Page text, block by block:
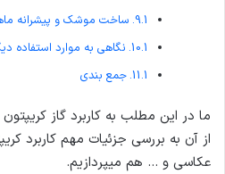
ساخت موشک و پیشرانه
نگاهی به موارد استفاده
جمع بندی
ما در این مطلب به کاربرد گاز
از آن به بررسی جزئیات مهم کاربرد
عکاسی و … هم می­پردازیم.